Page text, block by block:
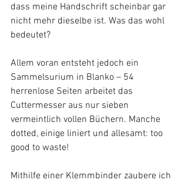
dass meine Handschrift scheinbar gar
nicht mehr dieselbe ist. Was das wohl
bedeutet?
Allem voran entsteht jedoch ein
Sammelsurium in Blanko – 54
herrenlose Seiten arbeitet das
Cuttermesser aus nur sieben
vermeintlich vollen Büchern. Manche
dotted, einige liniert und allesamt: too
good to waste!
Mithilfe einer Klemmbinder zaubere ich